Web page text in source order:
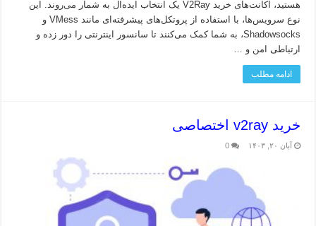
هستید، اکانت‌های خرید V2Ray یک انتخاب ایده‌آل به شمار می‌روند. این
نوع سرویس‌ها، با استفاده از پروتکل‌های پیشرفته‌ای مانند VMess و
Shadowsocks، به شما کمک می‌کنند تا سانسور اینترنتی را دور زده و
ارتباطی امن و …
ادامه مطلب
خرید v2ray اختصاصی
آبان ۲۰, ۱۴۰۳ 0